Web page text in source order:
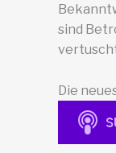
sind
Die